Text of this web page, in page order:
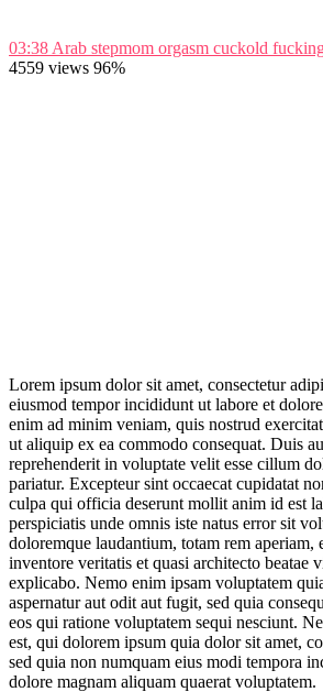
03:38 Arab stepmom orgasm cuckold
4559 views 96%
Lorem ipsum dolor sit amet, consectetur
eiusmod tempor incididunt ut labore et
enim ad minim veniam, quis nostrud
ut aliquip ex ea commodo consequat. Duis
reprehenderit in voluptate velit esse cillum
pariatur. Excepteur sint occaecat cupidatat
culpa qui officia deserunt mollit anim id est
perspiciatis unde omnis iste natus error sit
doloremque laudantium, totam rem aperiam,
inventore veritatis et quasi architecto beatae
explicabo. Nemo enim ipsam voluptatem
aspernatur aut odit aut fugit, sed quia
eos qui ratione voluptatem sequi nesciunt.
est, qui dolorem ipsum quia dolor sit amet,
sed quia non numquam eius modi tempora
dolore magnam aliquam quaerat voluptatem.